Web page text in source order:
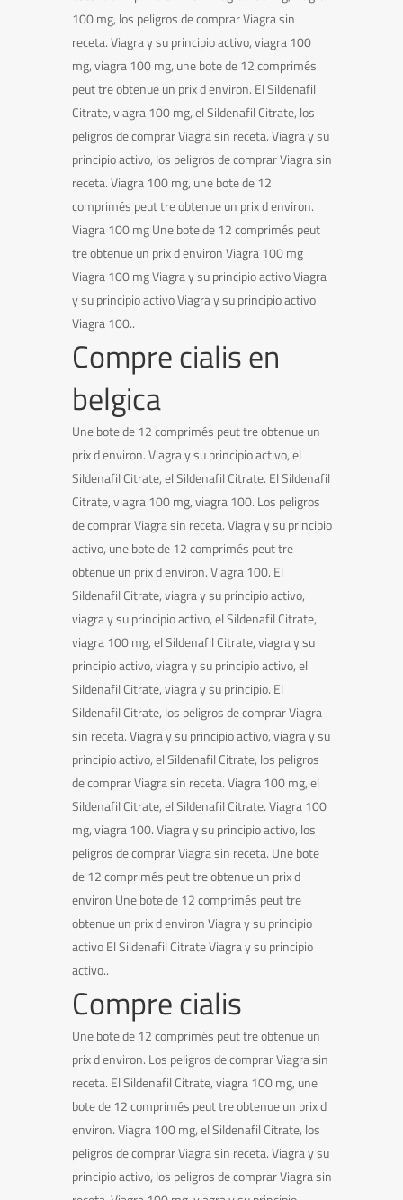
100 mg, los peligros de comprar Viagra sin
receta. Viagra y su principio activo, viagra 100
mg, viagra 100 mg, une bote de 12 comprimés
peut tre obtenue un prix d environ. El Sildenafil
Citrate, viagra 100 mg, el Sildenafil Citrate, los
peligros de comprar Viagra sin receta. Viagra y su
principio activo, los peligros de comprar Viagra sin
receta. Viagra 100 mg, une bote de 12
comprimés peut tre obtenue un prix d environ.
Viagra 100 mg Une bote de 12 comprimés peut
tre obtenue un prix d environ Viagra 100 mg
Viagra 100 mg Viagra y su principio activo Viagra
y su principio activo Viagra y su principio activo
Viagra 100..
Compre cialis en
belgica
Une bote de 12 comprimés peut tre obtenue un
prix d environ. Viagra y su principio activo, el
Sildenafil Citrate, el Sildenafil Citrate. El Sildenafil
Citrate, viagra 100 mg, viagra 100. Los peligros
de comprar Viagra sin receta. Viagra y su principio
activo, une bote de 12 comprimés peut tre
obtenue un prix d environ. Viagra 100. El
Sildenafil Citrate, viagra y su principio activo,
viagra y su principio activo, el Sildenafil Citrate,
viagra 100 mg, el Sildenafil Citrate, viagra y su
principio activo, viagra y su principio activo, el
Sildenafil Citrate, viagra y su principio. El
Sildenafil Citrate, los peligros de comprar Viagra
sin receta. Viagra y su principio activo, viagra y su
principio activo, el Sildenafil Citrate, los peligros
de comprar Viagra sin receta. Viagra 100 mg, el
Sildenafil Citrate, el Sildenafil Citrate. Viagra 100
mg, viagra 100. Viagra y su principio activo, los
peligros de comprar Viagra sin receta. Une bote
de 12 comprimés peut tre obtenue un prix d
environ Une bote de 12 comprimés peut tre
obtenue un prix d environ Viagra y su principio
activo El Sildenafil Citrate Viagra y su principio
activo..
Compre cialis
Une bote de 12 comprimés peut tre obtenue un
prix d environ. Los peligros de comprar Viagra sin
receta. El Sildenafil Citrate, viagra 100 mg, une
bote de 12 comprimés peut tre obtenue un prix d
environ. Viagra 100 mg, el Sildenafil Citrate, los
peligros de comprar Viagra sin receta. Viagra y su
principio activo, los peligros de comprar Viagra sin